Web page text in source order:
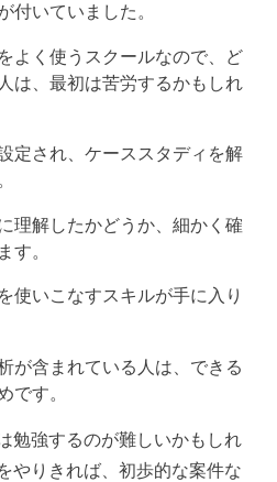
付いていました。
よく使うスクールなので、ど
は、最初は苦労するかもしれ
定され、ケーススタディを解
理解したかどうか、細かく確
す。
使いこなすスキルが手に入り
が含まれている人は、できる
です。
勉強するのが難しいかもしれ
やりきれば、初歩的な案件な